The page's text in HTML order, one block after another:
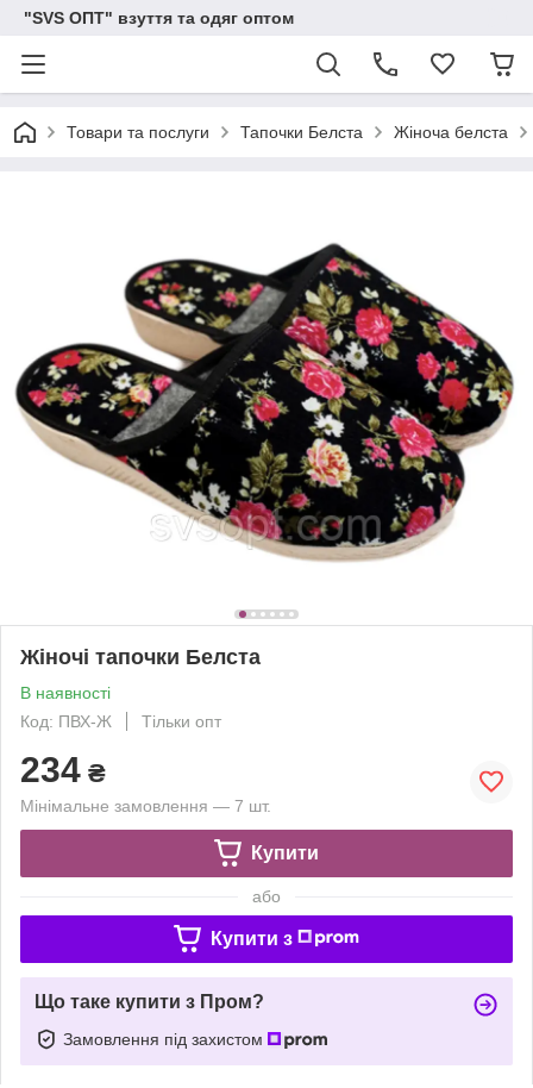
"SVS ОПТ" взуття та одяг оптом
Товари та послуги Тапочки Белста Жіноча белста
Жіночі тапочки Белста
В наявності
Код: ПВХ-Ж
Тільки опт
234 ₴
Мінімальне замовлення — 7 шт.
Купити
або
Купити з
Що таке купити з Пром?
Замовлення під захистом